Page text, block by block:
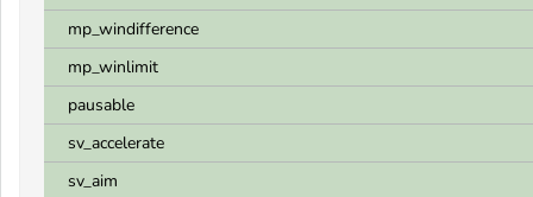
mp_windifference
mp_winlimit
pausable
sv_accelerate
sv_aim